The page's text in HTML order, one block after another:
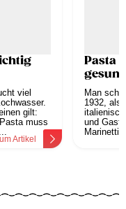
viel
gilt:
muss
Artikel
Pasta
Man
1932, als
und
Marinetti